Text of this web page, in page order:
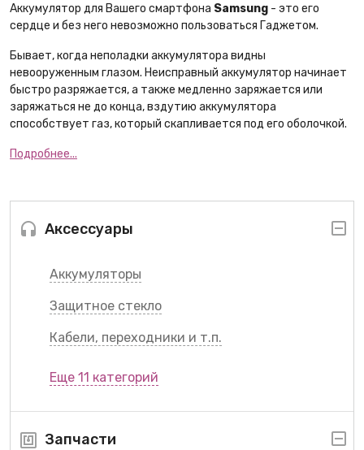
Аксессуары
Аккумуляторы
Защитное стекло
Кабели, переходники и т.п.
Еще 11 категорий
Запчасти
Аккумулятор для Вашего смартфона Samsung - это его
сердце и без него невозможно пользоваться Гаджетом.
Бывает, когда неполадки аккумулятора видны
невооруженным глазом. Неисправный аккумулятор начинает
быстро разряжается, а также медленно заряжается или
заряжаться не до конца, вздутию аккумулятора
способствует газ, который скапливается под его оболочкой.
Подробнее...